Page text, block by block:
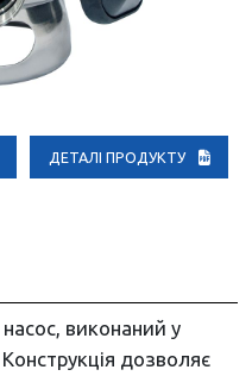
ДЕТАЛІ ПРОДУКТУ
виконаний у
Конструкція дозволяє